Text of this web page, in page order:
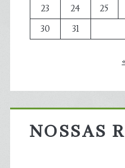
23
24 25
30
31
NOSSAS